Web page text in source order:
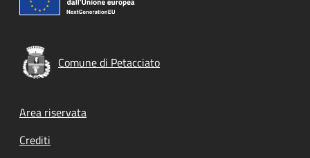
Comune di Petacciato
Footer menu
Area riservata
Crediti